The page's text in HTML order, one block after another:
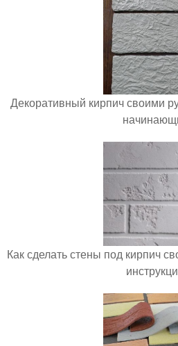
Декоративный кирпич своими
Как сделать стены под кирпич